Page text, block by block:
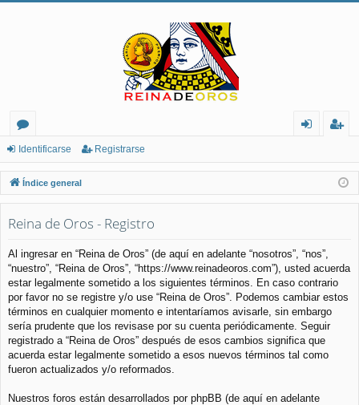
or
os
nt
ifi
rs
e
ist
ra
Identificarse Registrarse
Índice general
Reina de Oros - Registro
Al ingresar en “Reina de Oros” (de aquí en adelante “nosotros”, “nos”,
“nuestro”, “Reina de Oros”, “https://www.reinadeoros.com”), usted acuerda
estar legalmente sometido a los siguientes términos. En caso contrario
por favor no se registre y/o use “Reina de Oros”. Podemos cambiar estos
términos en cualquier momento e intentaríamos avisarle, sin embargo
sería prudente que los revisase por su cuenta periódicamente. Seguir
registrado a “Reina de Oros” después de esos cambios significa que
acuerda estar legalmente sometido a esos nuevos términos tal como
fueron actualizados y/o reformados.
Nuestros foros están desarrollados por phpBB (de aquí en adelante